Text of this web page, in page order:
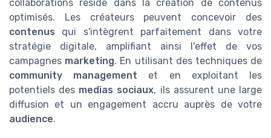
collaborations réside dans la création de contenus
optimisés. Les créateurs peuvent concevoir des
contenus qui s'intègrent parfaitement dans votre
stratégie digitale, amplifiant ainsi l'effet de vos
campagnes marketing. En utilisant des techniques de
community management et en exploitant les
potentiels des medias sociaux, ils assurent une large
diffusion et un engagement accru auprès de votre
audience.